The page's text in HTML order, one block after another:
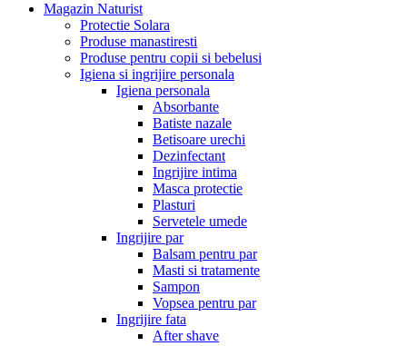
Magazin Naturist
Protectie Solara
Produse manastiresti
Produse pentru copii si bebelusi
Igiena si ingrijire personala
Igiena personala
Absorbante
Batiste nazale
Betisoare urechi
Dezinfectant
Ingrijire intima
Masca protectie
Plasturi
Servetele umede
Ingrijire par
Balsam pentru par
Masti si tratamente
Sampon
Vopsea pentru par
Ingrijire fata
After shave